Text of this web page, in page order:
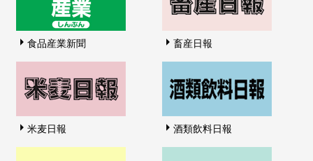
食品産業新聞 畜産日報
米麦日報 酒類飲料日報